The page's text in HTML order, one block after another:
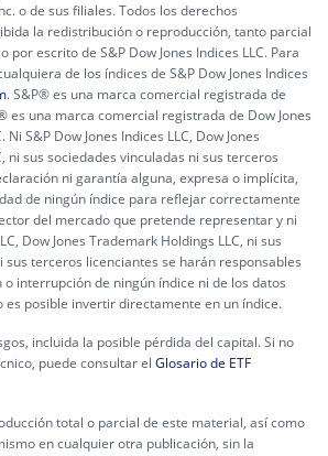
o de sus filiales. Todos los derechos
la redistribución o reproducción, tanto parcial
por escrito de S&P Dow Jones Indices LLC. Para
de los índices de S&P Dow Jones Indices
. S&P® es una marca comercial registrada de
es una marca comercial registrada de Dow Jones
S&P Dow Jones Indices LLC, Dow Jones
ni sus sociedades vinculadas ni sus terceros
ni garantía alguna, expresa o implícita,
de ningún índice para reflejar correctamente
del mercado que pretende representar y ni
Dow Jones Trademark Holdings LLC, ni sus
sus terceros licenciantes se harán responsables
interrupción de ningún índice ni de los datos
es posible invertir directamente en un índice.
incluida la posible pérdida del capital. Si no
puede consultar el Glosario de ETF
total o parcial de este material, así como
en cualquier otra publicación, sin la